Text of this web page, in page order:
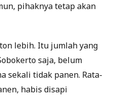
pihaknya tetap akan
lebih. Itu jumlah yang
saja, belum
sekali tidak panen. Rata-
habis disapi